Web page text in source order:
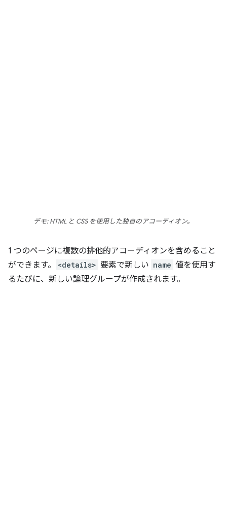
デモ: HTML と CSS を使用した独自のアコーディオン。
1 つのページに複数の排他的アコーディオンを含めること
ができます。
<details> 要素で新しい name 値を使用す
るたびに、新しい論理グループが作成されます。